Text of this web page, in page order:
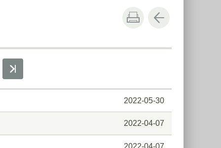
2022-05-30
2022-04-07